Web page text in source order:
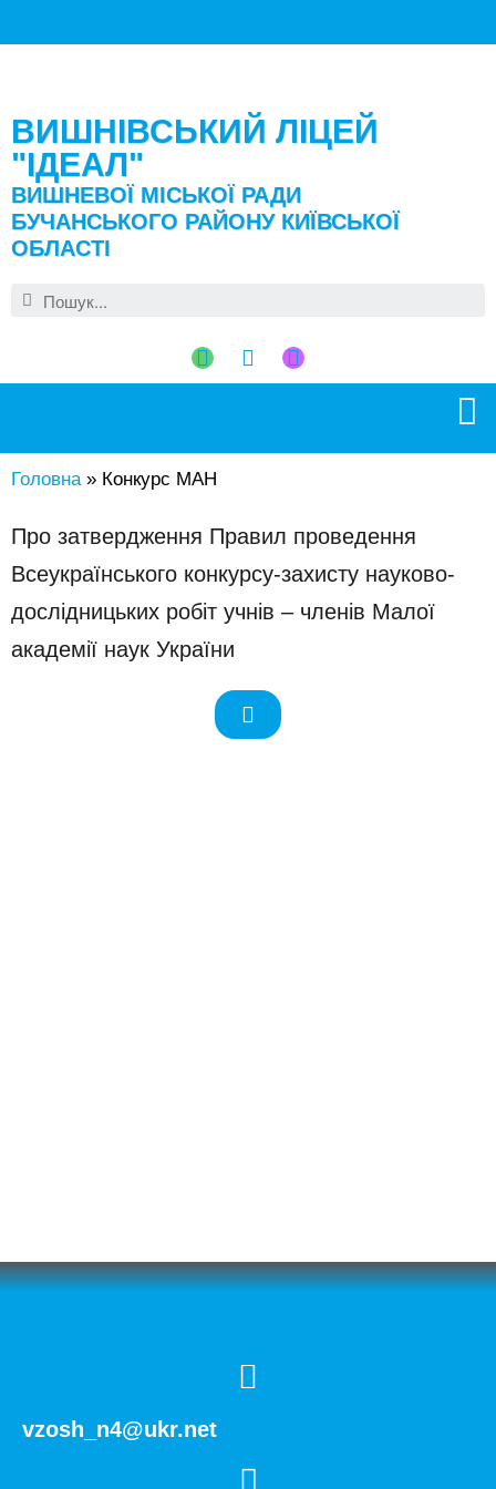
ВИШНІВСЬКИЙ ЛІЦЕЙ
"ІДЕАЛ"
ВИШНЕВОЇ МІСЬКОЇ РАДИ
БУЧАНСЬКОГО РАЙОНУ КИЇВСЬКОЇ
ОБЛАСТІ
Головна» Конкурс МАН
Про затвердження Правил проведення
Всеукраїнського конкурсу-захисту науково-
дослідницьких робіт учнів – членів Малої
академії наук України
vzosh_n4@ukr.net